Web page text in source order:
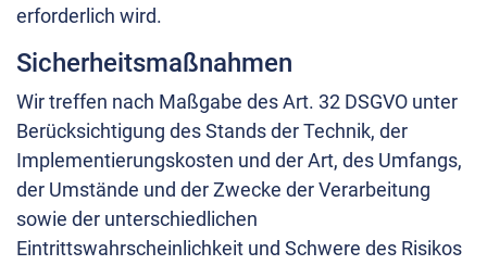
erforderlich wird.
Sicherheitsmaßnahmen
Wir treffen nach Maßgabe des Art. 32 DSGVO unter
Berücksichtigung des Stands der Technik, der
Implementierungskosten und der Art, des Umfangs,
der Umstände und der Zwecke der Verarbeitung
sowie der unterschiedlichen
Eintrittswahrscheinlichkeit und Schwere des Risikos